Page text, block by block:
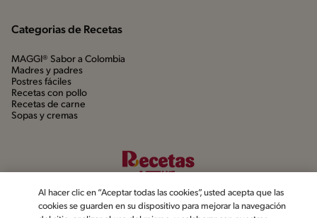
Categorias de Recetas
MAGGI® Sabor a Colombia
Madres y padres
Postres fáciles
Recetas con pollo
Recetas de carne
Sopas y cremas
Al hacer clic en “Aceptar todas las cookies”, usted acepta que las
cookies se guarden en su dispositivo para mejorar la navegación